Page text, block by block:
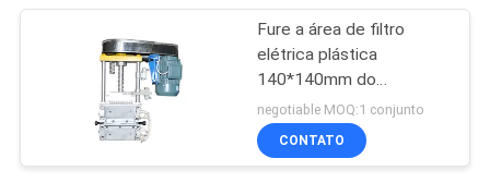
máquina de
reciclagem plástica
do animal de
estimação
Fure a área de filtro
elétrica plástica
140*140mm do
cambiador da tela do
número 10
negotiable MOQ:1 conjunto
CONTATO